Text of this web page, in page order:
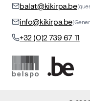
balat@kikirpa.be
info@kikirpa.be
+32 (0)2 739 67 11